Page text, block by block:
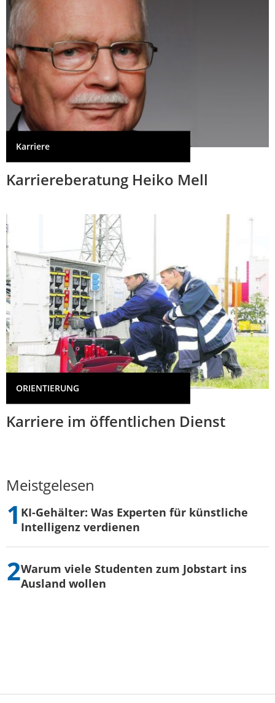
Karriere
Karriereberatung Heiko Mell
ORIENTIERUNG
Karriere im öffentlichen Dienst
Meistgelesen
KI-Gehälter: Was Experten für künstliche
Intelligenz verdienen
Warum viele Studenten zum Jobstart ins
Ausland wollen